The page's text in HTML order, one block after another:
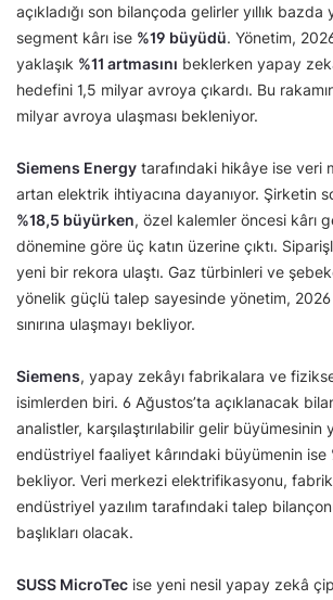
açıkladığı son bilançoda gelirler yıllık bazda
segment kârı ise %19 büyüdü. Yönetim,
yaklaşık %11 artmasını beklerken yapay
hedefini 1,5 milyar avroya çıkardı. Bu
milyar avroya ulaşması bekleniyor.
Siemens Energy tarafındaki hikâye ise veri
artan elektrik ihtiyacına dayanıyor. Şirketin
%18,5 büyürken, özel kalemler öncesi kârı
dönemine göre üç katın üzerine çıktı.
yeni bir rekora ulaştı. Gaz türbinleri ve
yönelik güçlü talep sayesinde yönetim,
sınırına ulaşmayı bekliyor.
Siemens, yapay zekâyı fabrikalara ve
isimlerden biri. 6 Ağustos’ta açıklanacak
analistler, karşılaştırılabilir gelir büyümesinin
endüstriyel faaliyet kârındaki büyümenin ise
bekliyor. Veri merkezi elektrifikasyonu,
endüstriyel yazılım tarafındaki talep
başlıkları olacak.
SUSS MicroTec ise yeni nesil yapay zekâ